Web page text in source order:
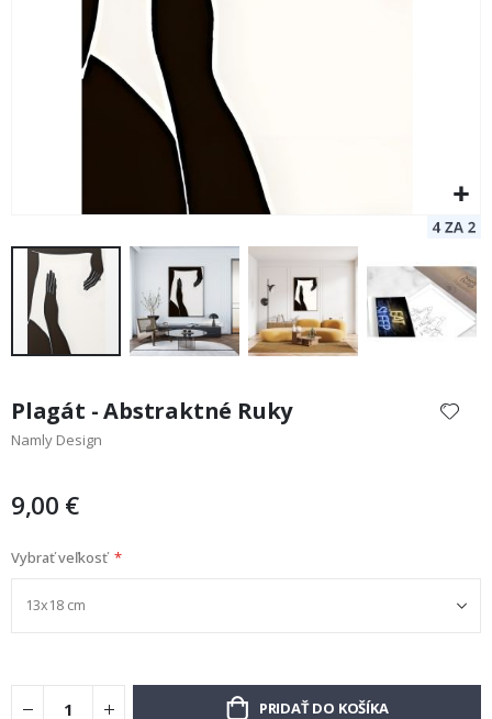
začiatok
galérie
Plagát - Abstraktné Ruky
Namly Design
9,00 €
Vybrať veľkosť
PRIDAŤ DO KOŠÍKA